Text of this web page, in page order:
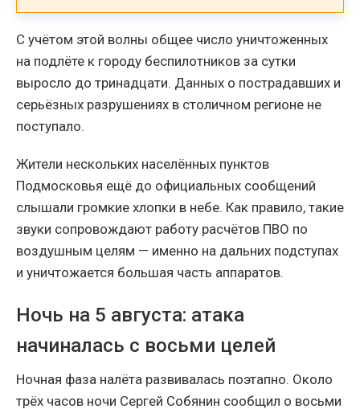
С учётом этой волны общее число уничтоженных
на подлёте к городу беспилотников за сутки
выросло до тринадцати. Данных о пострадавших и
серьёзных разрушениях в столичном регионе не
поступало.
Жители нескольких населённых пунктов
Подмосковья ещё до официальных сообщений
слышали громкие хлопки в небе. Как правило, такие
звуки сопровождают работу расчётов ПВО по
воздушным целям — именно на дальних подступах
и уничтожается большая часть аппаратов.
Ночь на 5 августа: атака
начиналась с восьми целей
Ночная фаза налёта развивалась поэтапно. Около
трёх часов ночи Сергей Собянин сообщил о восьми